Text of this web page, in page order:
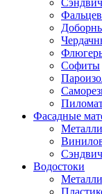
Софиты
Фасадные
Водостоки